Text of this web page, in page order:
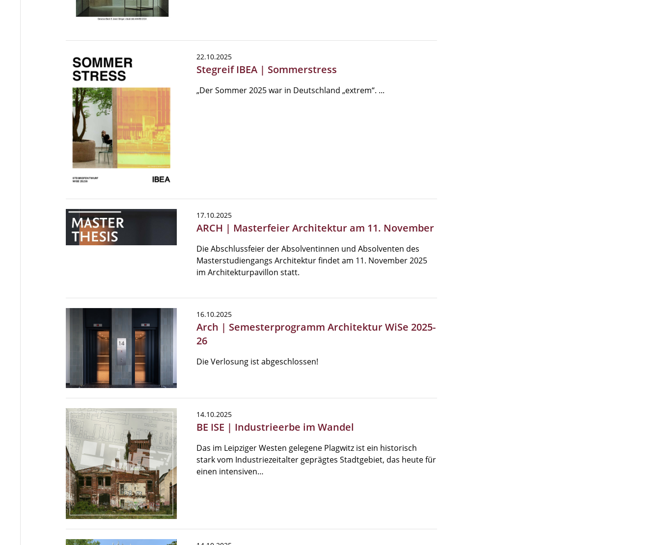
22.10.2025
Stegreif IBEA | Sommerstress
„Der Sommer 2025 war in Deutschland „extrem“. ...
17.10.2025
ARCH | Masterfeier Architektur am 11. November
Die Abschlussfeier der Absolventinnen und Absolventen des
Masterstudiengangs Architektur findet am 11. November 2025
im Architekturpavillon statt.
16.10.2025
Arch | Semesterprogramm Architektur WiSe 2025-
26
Die Verlosung ist abgeschlossen!
14.10.2025
BE ISE | Industrieerbe im Wandel
Das im Leipziger Westen gelegene Plagwitz ist ein historisch
stark vom Industriezeitalter geprägtes Stadtgebiet, das heute für
einen intensiven…